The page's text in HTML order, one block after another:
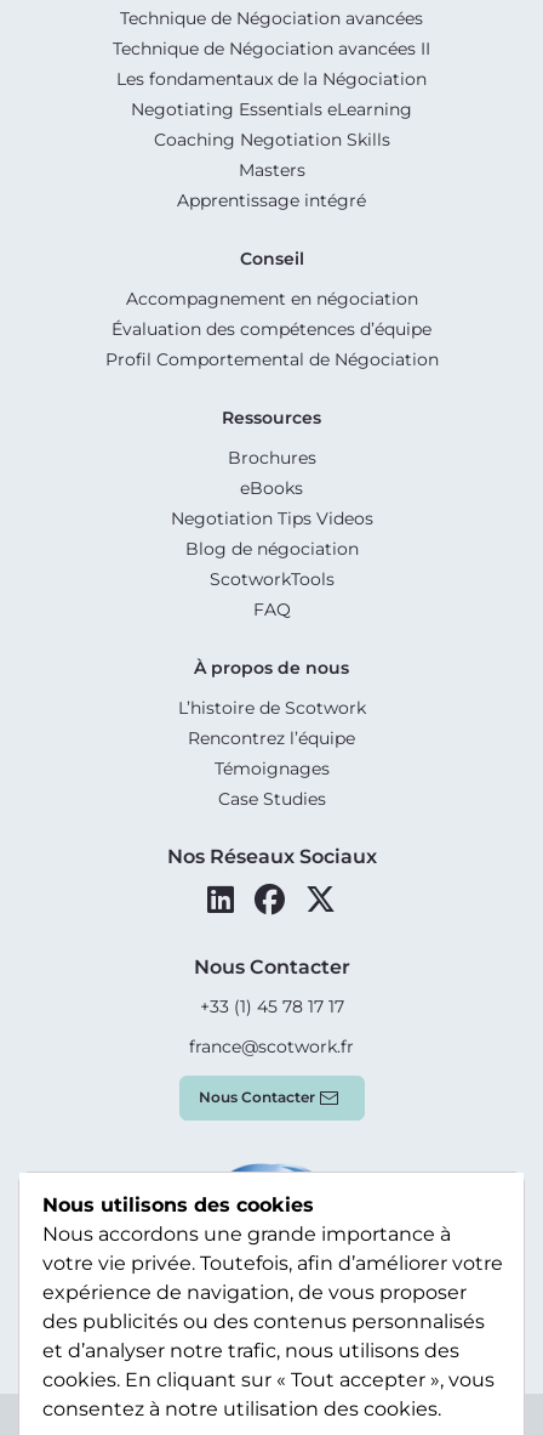
Technique de Négociation avancées
Technique de Négociation avancées II
Les fondamentaux de la Négociation
Negotiating Essentials eLearning
Coaching Negotiation Skills
Masters
Apprentissage intégré
Conseil
Accompagnement en négociation
Évaluation des compétences d’équipe
Profil Comportemental de Négociation
Ressources
Brochures
eBooks
Negotiation Tips Videos
Blog de négociation
ScotworkTools
FAQ
À propos de nous
L’histoire de Scotwork
Rencontrez l’équipe
Témoignages
Case Studies
Nos Réseaux Sociaux
Nous Contacter
+33 (1) 45 78 17 17
france@scotwork.fr
Nous Contacter
Nous utilisons des cookies
Nous accordons une grande importance à
votre vie privée. Toutefois, afin d’améliorer votre
expérience de navigation, de vous proposer
des publicités ou des contenus personnalisés
et d’analyser notre trafic, nous utilisons des
cookies. En cliquant sur « Tout accepter », vous
consentez à notre utilisation des cookies.